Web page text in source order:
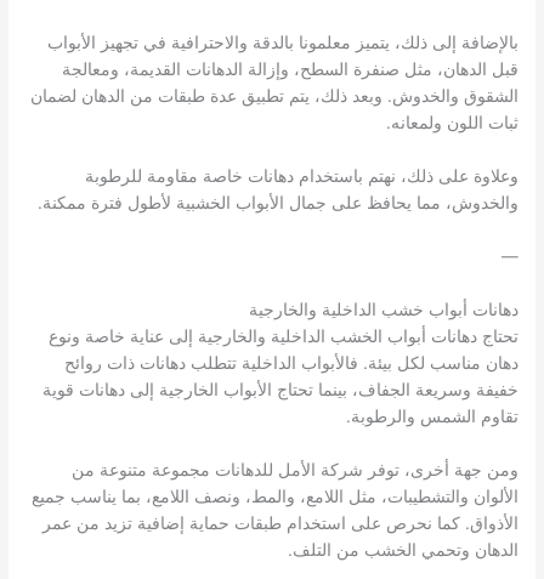
بالإضافة إلى ذلك، يتميز معلمونا بالدقة والاحترافية في تجهيز الأبواب
قبل الدهان، مثل صنفرة السطح، وإزالة الدهانات القديمة، ومعالجة
الشقوق والخدوش. وبعد ذلك، يتم تطبيق عدة طبقات من الدهان لضمان
ثبات اللون ولمعانه.
وعلاوة على ذلك، نهتم باستخدام دهانات خاصة مقاومة للرطوبة
والخدوش، مما يحافظ على جمال الأبواب الخشبية لأطول فترة ممكنة.
—
دهانات أبواب خشب الداخلية والخارجية
تحتاج دهانات أبواب الخشب الداخلية والخارجية إلى عناية خاصة ونوع
دهان مناسب لكل بيئة. فالأبواب الداخلية تتطلب دهانات ذات روائح
خفيفة وسريعة الجفاف، بينما تحتاج الأبواب الخارجية إلى دهانات قوية
تقاوم الشمس والرطوبة.
ومن جهة أخرى، توفر شركة الأمل للدهانات مجموعة متنوعة من
الألوان والتشطيبات، مثل اللامع، والمط، ونصف اللامع، بما يناسب جميع
الأذواق. كما نحرص على استخدام طبقات حماية إضافية تزيد من عمر
الدهان وتحمي الخشب من التلف.